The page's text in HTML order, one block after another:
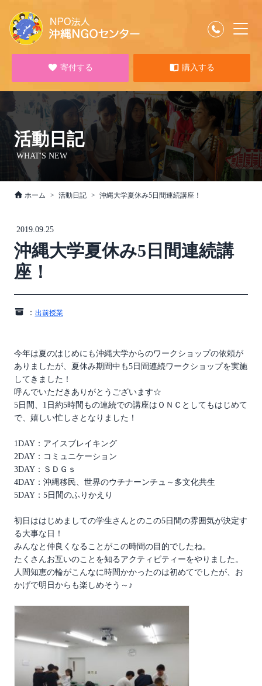
寄付する 購入する
活動日記
WHAT'S NEW
ホーム 活動日記 沖縄大学夏休み5日間連続講座！
2019.09.25
沖縄大学夏休み5日間連続講
座！
： 出前授業
今年は夏のはじめにも沖縄大学からのワークショップの依頼が
ありましたが、夏休み期間中も5日間連続ワークショップを実施
してきました！
呼んでいただきありがとうございます☆
5日間、1日約5時間もの連続での講座はＯＮＣとしてもはじめて
で、嬉しい忙しさとなりました！
1DAY：アイスブレイキング
2DAY：コミュニケーション
3DAY：ＳＤＧｓ
4DAY：沖縄移民、世界のウチナーンチュ～多文化共生
5DAY：5日間のふりかえり
初日ははじめましての学生さんとのこの5日間の雰囲気が決定す
る大事な日！
みんなと仲良くなることがこの時間の目的でしたね。
たくさんお互いのことを知るアクティビティーをやりました。
人間知恵の輪がこんなに時間かかったのは初めてでしたが、お
かげで明日からも楽しめそう～♪